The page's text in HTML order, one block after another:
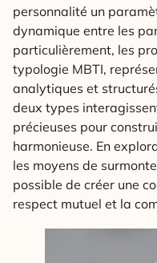
personnalité un
dynamique entre les
particulièrement, les
typologie MBTI,
analytiques et
deux types
précieuses pour
harmonieuse. En
les moyens de
possible de créer une
respect mutuel et la